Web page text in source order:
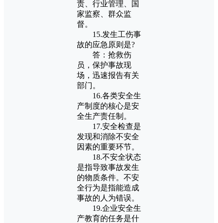
责、行业管理、国
家监察、群众监
督。
15.发生工伤事
故的应急原则是?
答：抢救伤
员，保护事故现
场，迅速报告有关
部门。
16.各类安全生
产制度的核心是安
全生产责任制。
17.安全检查是
发现和消除不安全
因素的重要环节。
18.不安全状态
是指导致事故发生
的物质条件。不安
全行为是指能造成
事故的人为错误。
19.企业安全生
产教育的任务是什